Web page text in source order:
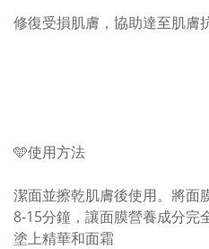
修復受損肌膚，協助達至肌膚
🩵使用方法
潔面並擦乾肌膚後使用。將面
8-15分鐘，讓面膜營養成分完
塗上精華和面霜